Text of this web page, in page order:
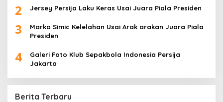
2 Jersey Persija Laku Keras Usai Juara Piala Presiden
3
Marko Simic Kelelahan Usai Arak arakan Juara Piala
Presiden
4
Galeri Foto Klub Sepakbola Indonesia Persija
Jakarta
Berita Terbaru